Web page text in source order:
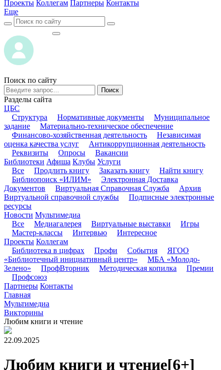
Проекты Коллегам Партнеры Контакты
Еще
Поиск по сайту
Поиск
Разделы сайта
ЦБС
Структура
Нормативные документы
Муниципальное
задание
Материально-техническое обеспечение
Финансово-хозяйственная деятельность
Независимая
оценка качества услуг
Антикоррупционная деятельность
Реквизиты
Опросы
Вакансии
Библиотеки Афиша Клубы Услуги
Все
Продлить книгу Заказать книгу
Найти книгу
Библиопоиск «ИЛИМ»
Электронная Доставка
Документов
Виртуальная Справочная Служба
Архив
Виртуальной справочной службы
Подписные электронные
ресурсы
Новости Мультимедиа
Все
Медиагалерея Виртуальные выставки
Игры
Мастер-классы
Интервью
Интересное
Проекты Коллегам
Библиотека в цифрах
Профи События
ЯГОО
«Библиотечный инициативный центр»
МБА «Молодо-
Зелено»
ПрофВторник Методическая копилка
Премии
Профсоюз
Партнеры Контакты
Главная
Мультимедиа
Викторины
Любим книги и чтение
22.09.2025
Любим книги и чтение[6+]